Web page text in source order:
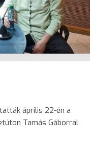
a Bukaresti Rádió
április 22-én a
Tamás Gáborral